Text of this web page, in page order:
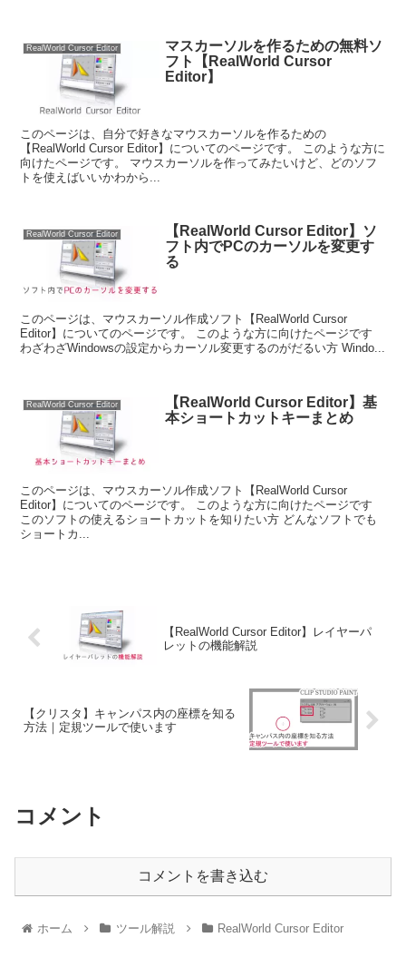
RealWorld Cursor Editor
マスカーソルを作るための無料ソ
フト【RealWorld Cursor
Editor】
このページは、自分で好きなマウスカーソルを作るための
【RealWorld Cursor Editor】についてのページです。 このような方に
向けたページです。 マウスカーソルを作ってみたいけど、どのソフ
トを使えばいいかわから...
RealWorld Cursor Editor
【RealWorld Cursor Editor】ソ
フト内でPCのカーソルを変更す
る
このページは、マウスカーソル作成ソフト【RealWorld Cursor
Editor】についてのページです。 このような方に向けたページです
わざわざWindowsの設定からカーソル変更するのがだるい方 Windo...
RealWorld Cursor Editor
【RealWorld Cursor Editor】基
本ショートカットキーまとめ
このページは、マウスカーソル作成ソフト【RealWorld Cursor
Editor】についてのページです。 このような方に向けたページです
このソフトの使えるショートカットを知りたい方 どんなソフトでも
ショートカ...
【RealWorld Cursor Editor】レイヤーパ
レットの機能解説
【クリスタ】キャンパス内の座標を知る
方法｜定規ツールで使います
コメント
コメントを書き込む
ホーム ツール解説 RealWorld Cursor Editor